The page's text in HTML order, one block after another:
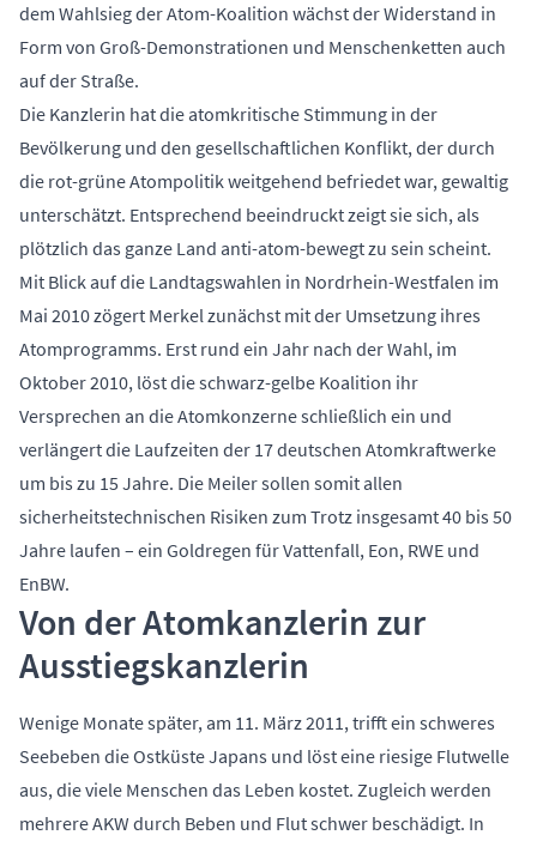
dem Wahlsieg der Atom-Koalition wächst der Widerstand in
Form von Groß-Demonstrationen und Menschenketten auch
auf der Straße.
Die Kanzlerin hat die atomkritische Stimmung in der
Bevölkerung und den gesellschaftlichen Konflikt, der durch
die rot-grüne Atompolitik weitgehend befriedet war, gewaltig
unterschätzt. Entsprechend beeindruckt zeigt sie sich, als
plötzlich das ganze Land anti-atom-bewegt zu sein scheint.
Mit Blick auf die Landtagswahlen in Nordrhein-Westfalen im
Mai 2010 zögert Merkel zunächst mit der Umsetzung ihres
Atomprogramms. Erst rund ein Jahr nach der Wahl, im
Oktober 2010, löst die schwarz-gelbe Koalition ihr
Versprechen an die Atomkonzerne schließlich ein und
verlängert die Laufzeiten der 17 deutschen Atomkraftwerke
um bis zu 15 Jahre. Die Meiler sollen somit allen
sicherheitstechnischen Risiken zum Trotz insgesamt 40 bis 50
Jahre laufen – ein Goldregen für Vattenfall, Eon, RWE und
EnBW.
Von der Atomkanzlerin zur
Ausstiegskanzlerin
Wenige Monate später, am 11. März 2011, trifft ein schweres
Seebeben die Ostküste Japans und löst eine riesige Flutwelle
aus, die viele Menschen das Leben kostet. Zugleich werden
mehrere AKW durch Beben und Flut schwer beschädigt. In